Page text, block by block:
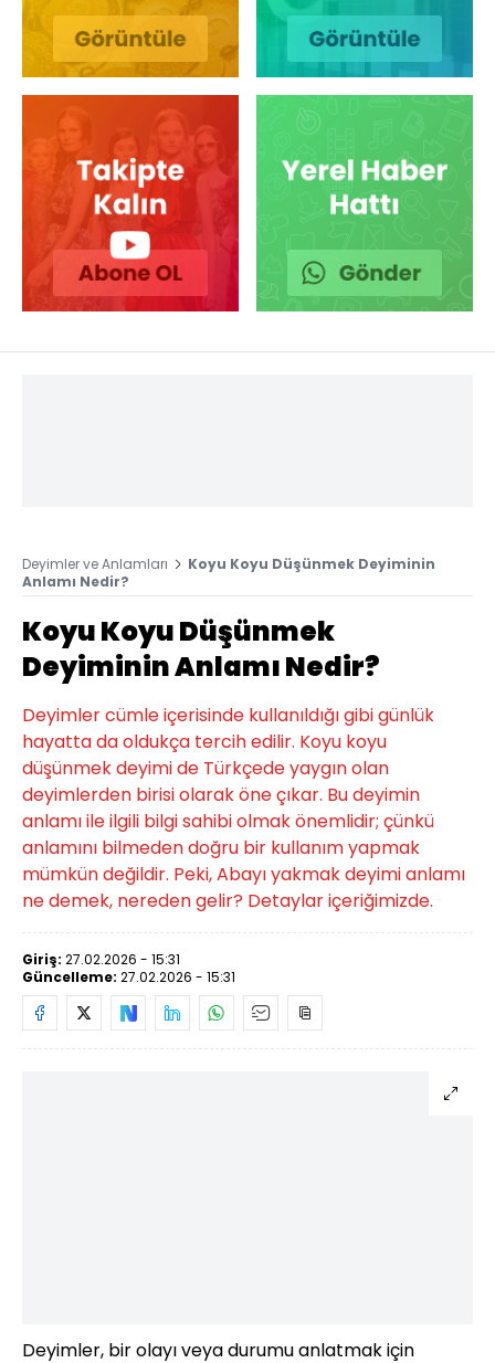
Deyimler ve Anlamları
Koyu Koyu Düşünmek Deyiminin
Anlamı Nedir?
Koyu Koyu Düşünmek
Deyiminin Anlamı Nedir?
Deyimler cümle içerisinde kullanıldığı gibi günlük
hayatta da oldukça tercih edilir. Koyu koyu
düşünmek deyimi de Türkçede yaygın olan
deyimlerden birisi olarak öne çıkar. Bu deyimin
anlamı ile ilgili bilgi sahibi olmak önemlidir; çünkü
anlamını bilmeden doğru bir kullanım yapmak
mümkün değildir. Peki, Abayı yakmak deyimi anlamı
ne demek, nereden gelir? Detaylar içeriğimizde.
Giriş: 27.02.2026 - 15:31
Güncelleme: 27.02.2026 - 15:31
Deyimler, bir olayı veya durumu anlatmak için